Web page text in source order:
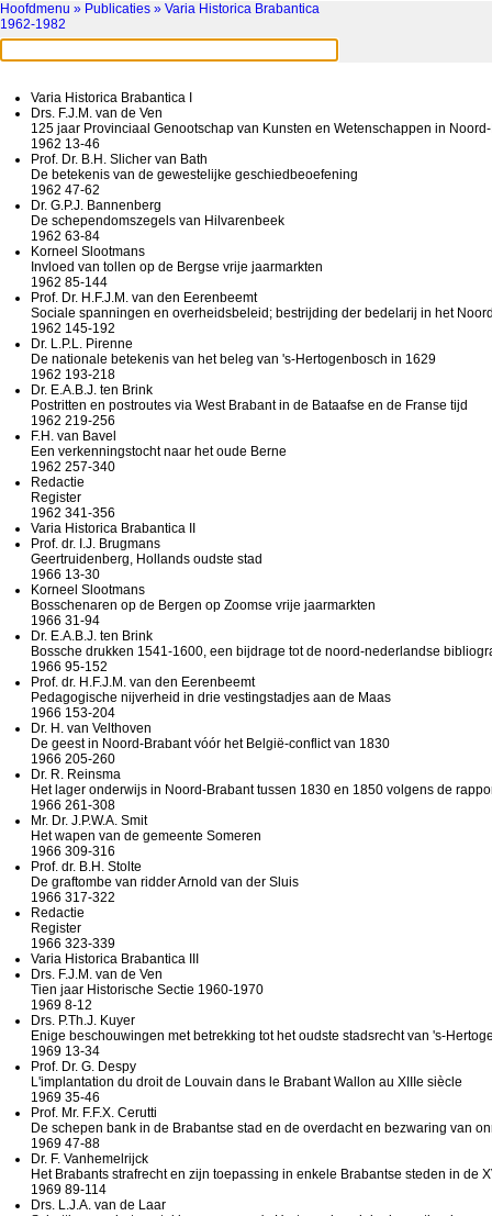
Hoofdmenu » Publicaties » Varia Historica Brabantica
1962-1982
Varia Historica Brabantica I
Drs. F.J.M. van de Ven
125 jaar Provinciaal Genootschap van Kunsten en Wetenschappen in
1962 13-46
Prof. Dr. B.H. Slicher van Bath
De betekenis van de gewestelijke geschiedbeoefening
1962 47-62
Dr. G.P.J. Bannenberg
De schependomszegels van Hilvarenbeek
1962 63-84
Korneel Slootmans
Invloed van tollen op de Bergse vrije jaarmarkten
1962 85-144
Prof. Dr. H.F.J.M. van den Eerenbeemt
Sociale spanningen en overheidsbeleid; bestrijding der bedelarij in het
1962 145-192
Dr. L.P.L. Pirenne
De nationale betekenis van het beleg van 's-Hertogenbosch in 1629
1962 193-218
Dr. E.A.B.J. ten Brink
Postritten en postroutes via West Brabant in de Bataafse en de Franse tijd
1962 219-256
F.H. van Bavel
Een verkenningstocht naar het oude Berne
1962 257-340
Redactie
Register
1962 341-356
Varia Historica Brabantica II
Prof. dr. I.J. Brugmans
Geertruidenberg, Hollands oudste stad
1966 13-30
Korneel Slootmans
Bosschenaren op de Bergen op Zoomse vrije jaarmarkten
1966 31-94
Dr. E.A.B.J. ten Brink
Bossche drukken 1541-1600, een bijdrage tot de noord-nederlandse
1966 95-152
Prof. dr. H.F.J.M. van den Eerenbeemt
Pedagogische nijverheid in drie vestingstadjes aan de Maas
1966 153-204
Dr. H. van Velthoven
De geest in Noord-Brabant vóór het België-conflict van 1830
1966 205-260
Dr. R. Reinsma
Het lager onderwijs in Noord-Brabant tussen 1830 en 1850 volgens de
1966 261-308
Mr. Dr. J.P.W.A. Smit
Het wapen van de gemeente Someren
1966 309-316
Prof. dr. B.H. Stolte
De graftombe van ridder Arnold van der Sluis
1966 317-322
Redactie
Register
1966 323-339
Varia Historica Brabantica III
Drs. F.J.M. van de Ven
Tien jaar Historische Sectie 1960-1970
1969 8-12
Drs. P.Th.J. Kuyer
Enige beschouwingen met betrekking tot het oudste stadsrecht van 's-
1969 13-34
Prof. Dr. G. Despy
L'implantation du droit de Louvain dans le Brabant Wallon au XIIIe siècle
1969 35-46
Prof. Mr. F.F.X. Cerutti
De schepen bank in de Brabantse stad en de overdacht en bezwaring van
1969 47-88
Dr. F. Vanhemelrijck
Het Brabants strafrecht en zijn toepassing in enkele Brabantse steden in de
1969 89-114
Drs. L.J.A. van de Laar